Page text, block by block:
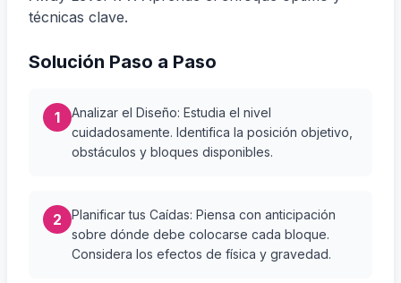
técnicas clave.
Solución Paso a Paso
1
Analizar el Diseño: Estudia el nivel
cuidadosamente. Identifica la posición objetivo,
obstáculos y bloques disponibles.
2
Planificar tus Caídas: Piensa con anticipación
sobre dónde debe colocarse cada bloque.
Considera los efectos de física y gravedad.